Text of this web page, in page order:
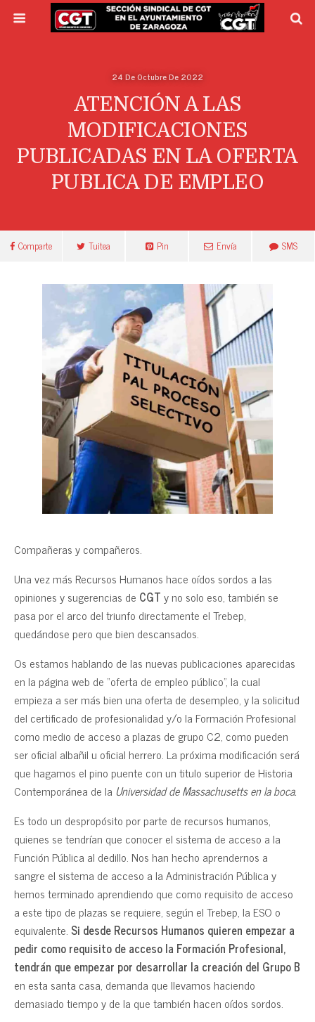
24 De Octubre De 2022
ATENCIÓN A LAS
MODIFICACIONES
PUBLICADAS EN LA OFERTA
PUBLICA DE EMPLEO
Comparte Tuitea Pin Envía SMS
Compañeras y compañeros.
Una vez más Recursos Humanos hace oídos sordos a las
opiniones y sugerencias de CGTy no solo eso, también se
pasa por el arco del triunfo directamente el Trebep,
quedándose pero que bien descansados.
Os estamos hablando de las nuevas publicaciones aparecidas
en la página web de “oferta de empleo público”, la cual
empieza a ser más bien una oferta de desempleo, y la solicitud
del certificado de profesionalidad y/o la Formación Profesional
como medio de acceso a plazas de grupo C2, como pueden
ser oficial albañil u oficial herrero. La próxima modificación será
que hagamos el pino puente con un titulo superior de Historia
Contemporánea de la Universidad de Massachusettsen la boca.
Es todo un despropósito por parte de recursos humanos,
quienes se tendrían que conocer el sistema de acceso a la
Función Pública al dedillo. Nos han hecho aprendernos a
sangre el sistema de acceso a la Administración Pública y
hemos terminado aprendiendo que como requisito de acceso
a este tipo de plazas se requiere, según el Trebep, la ESO o
equivalente. Si desde Recursos Humanos quieren empezar a
pedir como requisito de acceso la Formación Profesional,
tendrán que empezar por desarrollar la creación del Grupo B
en esta santa casa, demanda que llevamos haciendo
demasiado tiempo y de la que también hacen oídos sordos.